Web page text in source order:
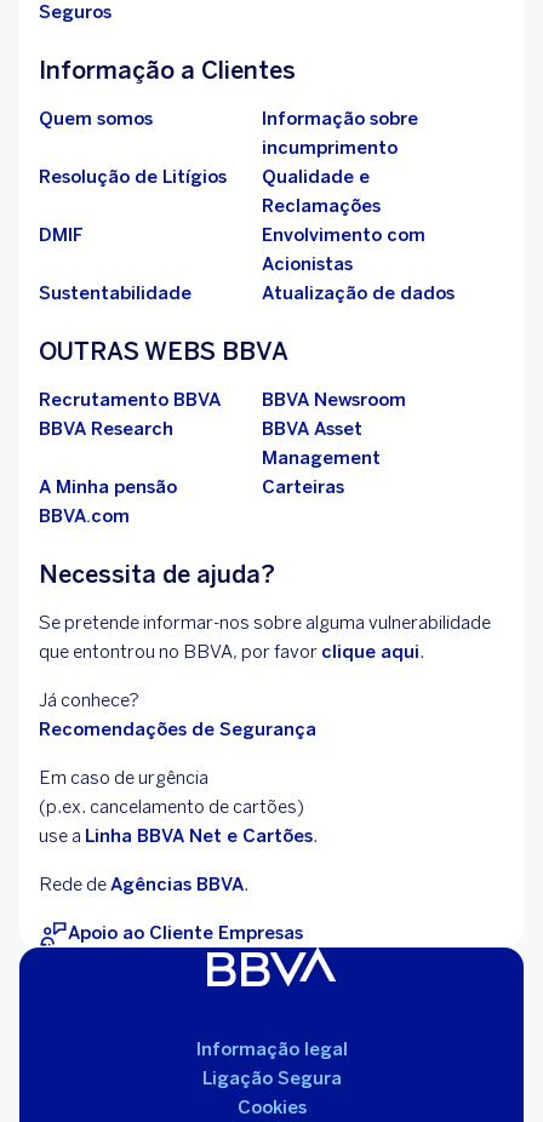
Seguros
Informação a Clientes
Quem somos
Informação sobre
incumprimento
Resolução de Litígios
Qualidade e
Reclamações
DMIF
Envolvimento com
Acionistas
Sustentabilidade
Atualização de dados
OUTRAS WEBS BBVA
Recrutamento BBVA
BBVA Newsroom
BBVA Research
BBVA Asset
Management
A Minha pensão
Carteiras
BBVA.com
Necessita de ajuda?
Se pretende informar-nos sobre alguma vulnerabilidade
que entontrou no BBVA, por favor clique aqui.
Já conhece?
Recomendações de Segurança
Em caso de urgência
(p.ex. cancelamento de cartões)
use a Linha BBVA Net e Cartões.
Rede deAgências BBVA.
Apoio ao Cliente Empresas
Informação legal
Ligação Segura
Cookies